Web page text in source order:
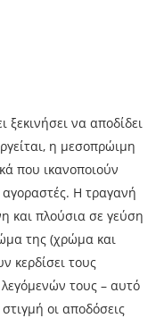
να αποδίδει
η µεσοπρώιµη
που ικανοποιούν
Η τραγανή
και πλούσια σε γεύση
της (χρώµα και
κερδίσει τους
τους – αυτό
οι αποδόσεις